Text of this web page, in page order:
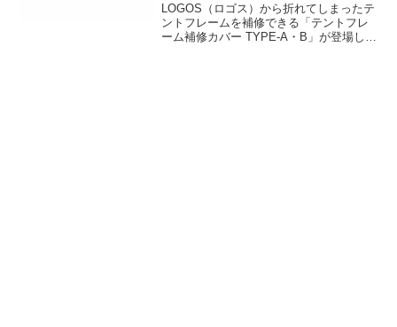
LOGOS（ロゴス）から折れてしまったテ
ントフレームを補修できる「テントフレ
ーム補修カバー TYPE-A・B」が登場しま